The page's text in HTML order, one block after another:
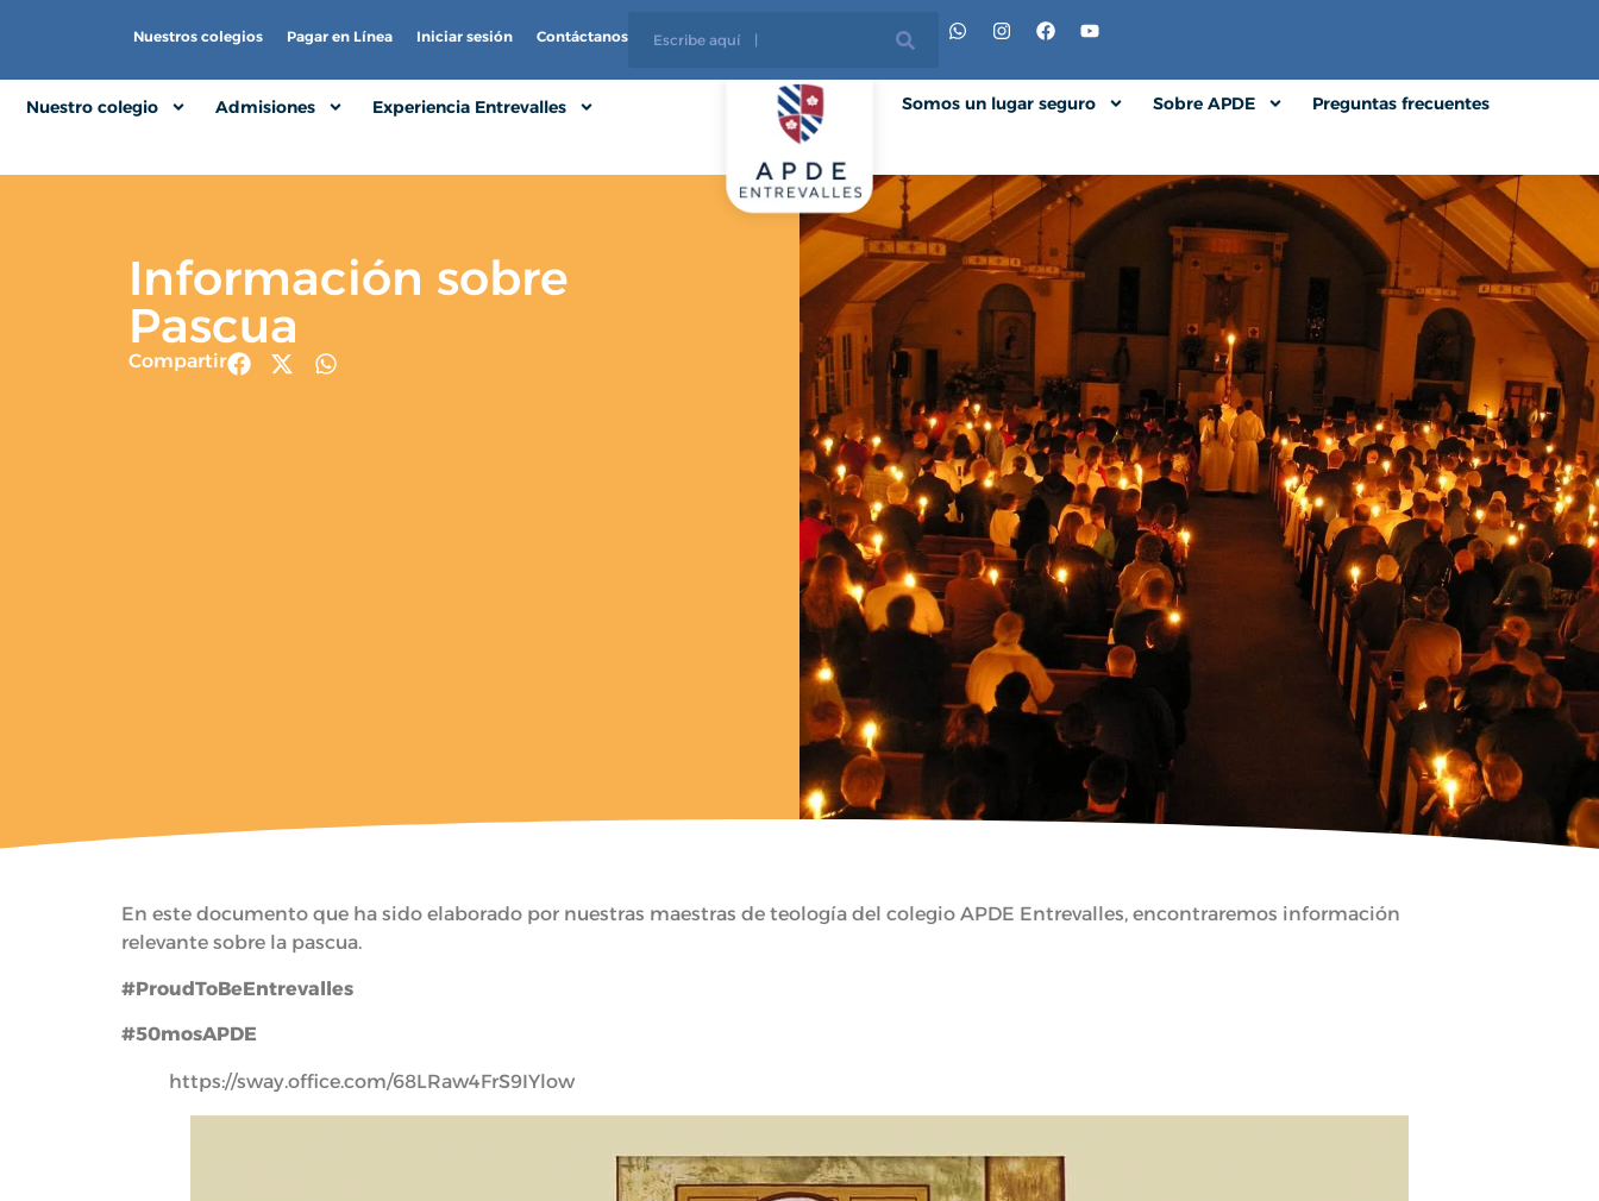
Nuestros colegios Pagar en Línea Iniciar sesión Contáctanos
Nuestro colegio Admisiones Experiencia Entrevalles Somos un lugar seguro Sobre APDE Preguntas frecuentes
Información sobre
Pascua
Compartir
En este documento que ha sido elaborado por nuestras maestras de teología del colegio APDE Entrevalles, encontraremos información
relevante sobre la pascua.
#ProudToBeEntrevalles
#50mosAPDE
https://sway.office.com/68LRaw4FrS9IYlow